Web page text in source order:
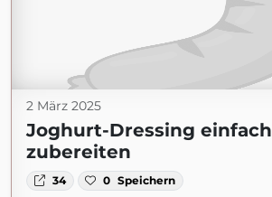
2 März 2025
Joghurt-Dressing einfach
zubereiten
34 0 Speichern